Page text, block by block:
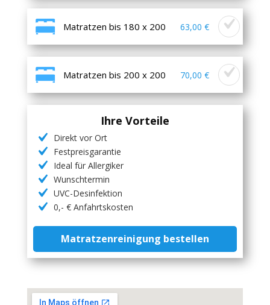
Matratzen bis 180 x 200 63,00 €
Matratzen bis 200 x 200 70,00 €
Ihre Vorteile
Direkt vor Ort
Festpreisgarantie
Ideal für Allergiker
Wunschtermin
UVC-Desinfektion
0,- € Anfahrtskosten
Matratzenreinigung bestellen